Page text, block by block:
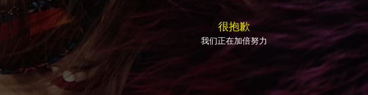
很抱歉
我们正在加倍努力